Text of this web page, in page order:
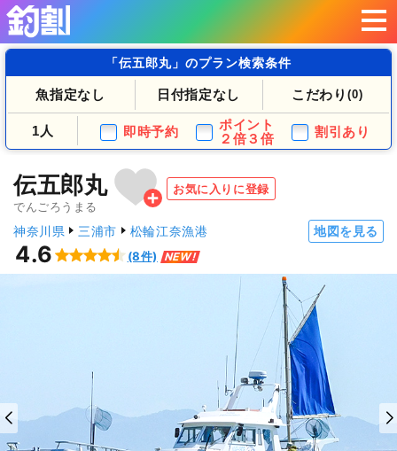
「伝五郎丸」のプラン検索条件
魚指定なし 日付指定なし こだわり (0)
1人 即時予約
ポイント
２倍３倍
割引あり
伝五郎丸
でんごろうまる
お気に入りに登録
神奈川県 三浦市 松輪江奈漁港 地図を見る
4.6 (8件) NEW!